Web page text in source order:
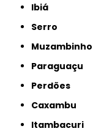
Ibiá
Serro
Muzambinho
Paraguaçu
Perdões
Caxambu
Itambacuri